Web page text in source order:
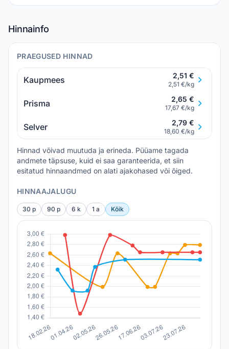
Hinnainfo
PRAEGUSED HINNAD
Kaupmees 2,51 €
2,51 €/kg
Prisma 2,65 €
17,67 €/kg
Selver 2,79 €
18,60 €/kg
Hinnad võivad muutuda ja erineda. Püüame tagada
andmete täpsuse, kuid ei saa garanteerida, et siin
esitatud hinnaandmed on alati ajakohased või õiged.
HINNAAJALUGU
30 p 90 p 6 k 1 a Kõik